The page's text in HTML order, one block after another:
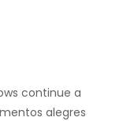
continue a
alegres